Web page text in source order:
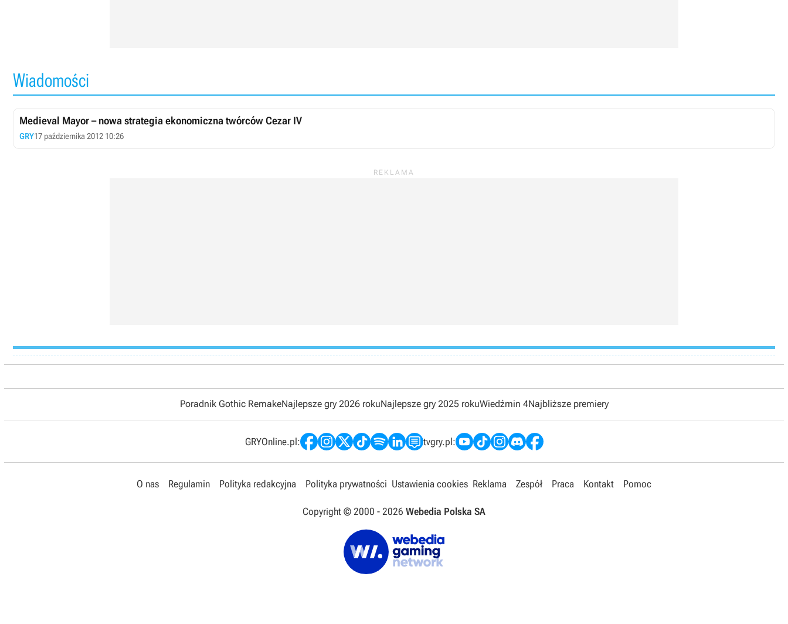
Wiadomości
Medieval Mayor – nowa strategia ekonomiczna twórców Cezar IV
GRY17 października 2012 10:26
Poradnik Gothic RemakeNajlepsze gry 2026 rokuNajlepsze gry 2025 rokuWiedźmin 4Najbliższe premiery
GRYOnline.pl: tvgry.pl:
O nas Regulamin Polityka redakcyjna Polityka prywatności Ustawienia cookies Reklama Zespół Praca Kontakt Pomoc
Copyright © 2000 - 2026 Webedia Polska SA